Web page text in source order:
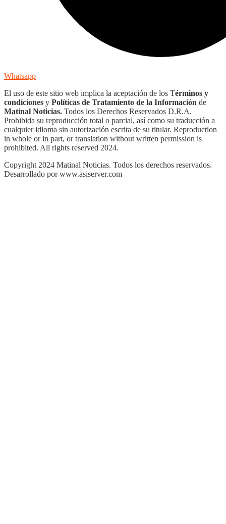
Whatsapp
El uso de este sitio web implica la aceptación de los Términos y
condiciones y Políticas de Tratamiento de la Información de
Matinal Noticias. Todos los Derechos Reservados D.R.A.
Prohibida su reproducción total o parcial, así como su traducción a
cualquier idioma sin autorización escrita de su titular. Reproduction
in whole or in part, or translation without written permission is
prohibited. All rights reserved 2024.
Copyright 2024 Matinal Noticias. Todos los derechos reservados.
Desarrollado por www.asiserver.com